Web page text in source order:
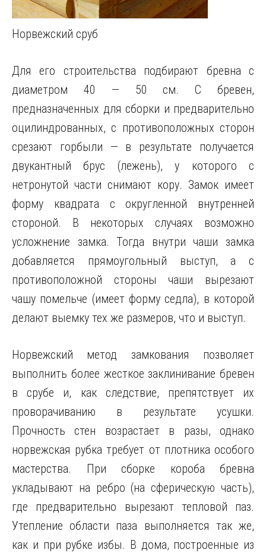
Норвежский сруб
Для его строительства подбирают бревна с
диаметром 40 — 50 см. С бревен,
предназначенных для сборки и предварительно
оцилиндрованных, с противоположных сторон
срезают горбыли — в результате получается
двукантный брус (лежень), у которого с
нетронутой части снимают кору. Замок имеет
форму квадрата с округленной внутренней
стороной. В некоторых случаях возможно
усложнение замка. Тогда внутри чаши замка
добавляется прямоугольный выступ, а с
противоположной стороны чаши вырезают
чашу помельче (имеет форму седла), в которой
делают выемку тех же размеров, что и выступ.
Норвежский метод замкования позволяет
выполнить более жесткое заклинивание бревен
в срубе и, как следствие, препятствует их
проворачиванию в результате усушки.
Прочность стен возрастает в разы, однако
норвежская рубка требует от плотника особого
мастерства. При сборке короба бревна
укладывают на ребро (на сферическую часть),
где предварительно вырезают тепловой паз.
Утепление области паза выполняется так же,
как и при рубке избы. В дома, построенные из